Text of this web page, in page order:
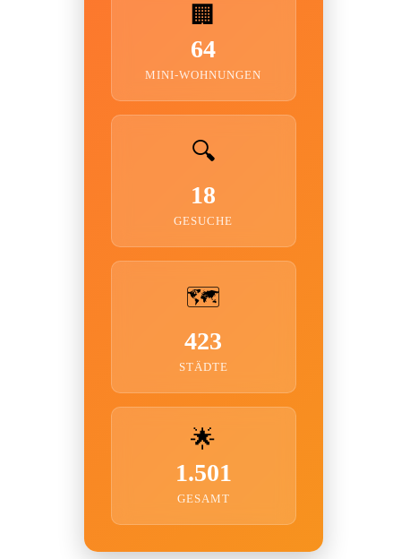
🏢
64
MINI-WOHNUNGEN
🔍
18
GESUCHE
🗺️
423
STÄDTE
🌟
1.501
GESAMT